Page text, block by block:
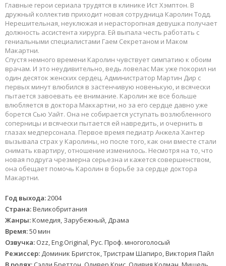
Главные герои сериала трудятся в клинике Ист Хэмптон. В
дружный коллектив приходит новая сотрудница Каролин Тодд.
Нерешительная, неуклюжая и нерасторопная девушка получает
должность ассистента хирурга. Ей выпала честь работать с
гениальными специалистами Гаем Секретаном и Маком
Макартни.
Спустя немного времени Каролин чувствует симпатию к обоим
врачам. И это неудивительно, ведь ловелас Мак уже покорил ни
один десяток женских сердец. Администратор Мартин Дир с
первых минут влюбился в застенчивую новенькую, и всячески
пытается завоевать ее внимание. Каролин же все больше
влюбляется в доктора Маккартни, но за его сердце давно уже
борется Сью Уайт. Она не собирается уступать возлюбленного
соперницы и всячески пытается ей навредить, и очернить в
глазах медперсонала. Первое время педиатр Анжела Хантер
вызывала страх у Каролины, но после того, как они вместе стали
снимать квартиру, отношение изменилось. Несмотря на то, что
новая подруга чрезмерна серьезна и кажется совершенством,
она обещает помочь Каролин в борьбе за сердце доктора
Макартни.
Год выхода:2004
Страна:Великобритания
Жанры:Комедия, Зарубежный, Драма
Время:50 мин
Озвучка: Ozz, Eng.Original, Рус. Проф. многоголосый
Режиссер: Доминик Бригсток, Тристрам Шапиро, Виктория Пайл